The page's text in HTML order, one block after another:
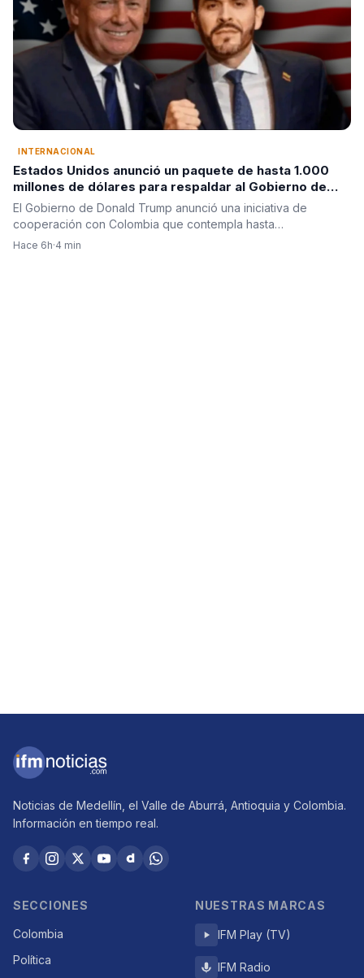
INTERNACIONAL
Estados Unidos anunció un paquete de hasta 1.000
millones de dólares para respaldar al Gobierno de
Abelardo de la Espriella
El Gobierno de Donald Trump anunció una iniciativa de
cooperación con Colombia que contempla hasta…
Hace 6h·4 min
Noticias de Medellín, el Valle de Aburrá, Antioquia y Colombia.
Información en tiempo real.
SECCIONES
Colombia
Política
NUESTRAS MARCAS
IFM Play (TV)
IFM Radio